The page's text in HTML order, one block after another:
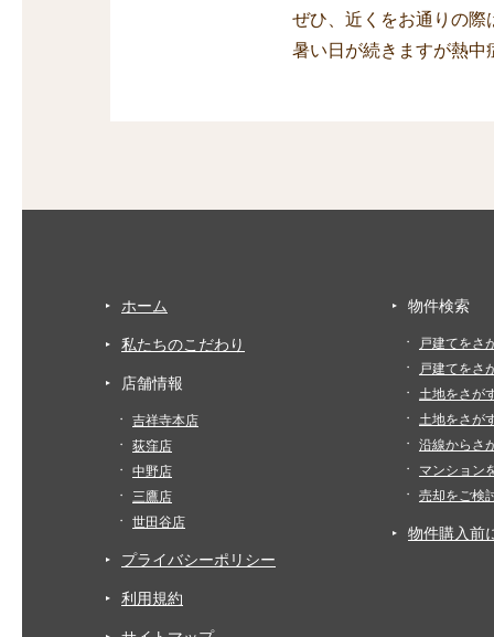
ぜひ、近くをお通りの際
暑い日が続きますが熱中
ホーム
私たちのこだわり
店舗情報
吉祥寺本店
荻窪店
中野店
三鷹店
世田谷店
プライバシーポリシー
利用規約
物件検索
戸建てをさ
戸建てをさ
土地をさが
土地をさが
沿線からさ
マンション
売却をご検
物件購入前